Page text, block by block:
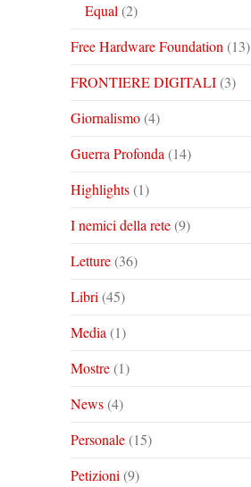
Equal (2)
Free Hardware Foundation (13)
FRONTIERE DIGITALI(3)
Giornalismo(4)
Guerra Profonda (14)
Highlights(1)
I nemici della rete(9)
Letture(36)
Libri (45)
Media (1)
Mostre(1)
News(4)
Personale(15)
Petizioni (9)